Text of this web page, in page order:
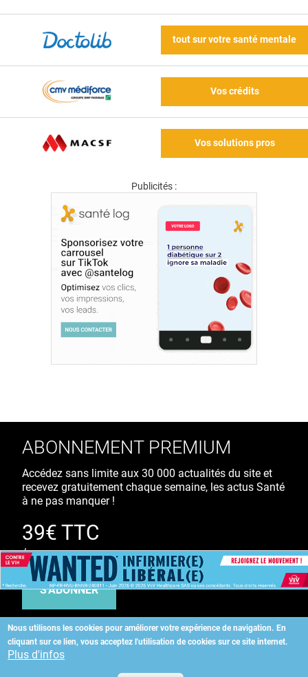
tout sur votre santé mentale
Vos crédits
Vos solutions pros
Publicités :
Nous utilisons les cookies pour améliorer votre expérience de navigation. En
cliquant sur ce lien, vous acceptez l'utilisation de cookies sur ce site internet.
Plus d'infos
ABONNEMENT PREMIUM
Accédez sans limite aux 30 000 actualités du site et
recevez gratuitement chaque semaine, les actus Santé
à ne pas manquer !
39€ TTC
/ an
S'ABONNER
Copyright©2026 ALLIEDHEALTH